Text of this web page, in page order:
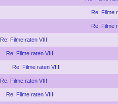
Re: Filme
Re: Filme
Re: Filme raten VIII
Re: Filme raten VIII
Re: Filme raten VIII
Re: Filme raten VIII
Re: Filme raten VIII